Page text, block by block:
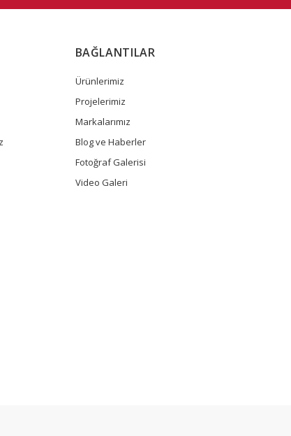
BAĞLANTILAR
Ürünlerimiz
Projelerimiz
Markalarımız
Blog ve Haberler
Fotoğraf Galerisi
Video Galeri